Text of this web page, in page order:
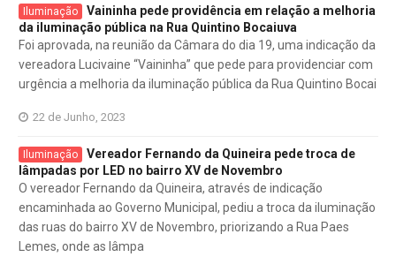
Iluminação
Vaininha pede providência em relação a melhoria
da iluminação pública na Rua Quintino Bocaiuva
Foi aprovada, na reunião da Câmara do dia 19, uma indicação da
vereadora Lucivaine “Vaininha” que pede para providenciar com
urgência a melhoria da iluminação pública da Rua Quintino Bocai
22 de Junho, 2023
Iluminação
Vereador Fernando da Quineira pede troca de
lâmpadas por LED no bairro XV de Novembro
O vereador Fernando da Quineira, através de indicação
encaminhada ao Governo Municipal, pediu a troca da iluminação
das ruas do bairro XV de Novembro, priorizando a Rua Paes
Lemes, onde as lâmpa